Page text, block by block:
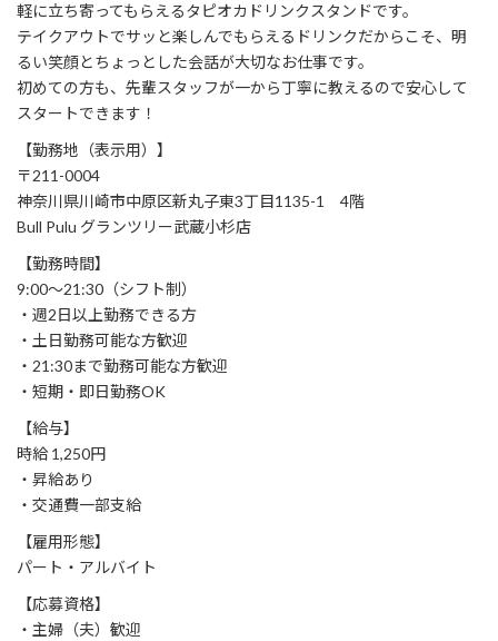
軽に立ち寄ってもらえるタピオカドリンクスタンドです。
テイクアウトでサッと楽しんでもらえるドリンクだからこそ、明
るい笑顔とちょっとした会話が大切なお仕事です。
初めての方も、先輩スタッフが一から丁寧に教えるので安心して
スタートできます！
【勤務地（表示用）】
〒211-0004
神奈川県川崎市中原区新丸子東3丁目1135-1 4階
Bull Pulu グランツリー武蔵小杉店
【勤務時間】
9:00～21:30（シフト制）
・週2日以上勤務できる方
・土日勤務可能な方歓迎
・21:30まで勤務可能な方歓迎
・短期・即日勤務OK
【給与】
時給 1,250円
・昇給あり
・交通費一部支給
【雇用形態】
パート・アルバイト
【応募資格】
・主婦（夫）歓迎